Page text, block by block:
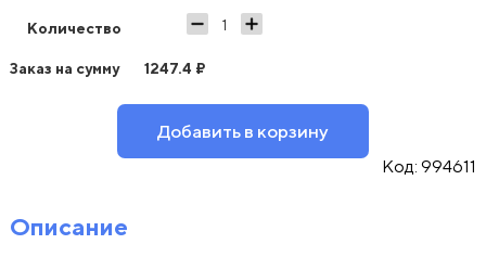
Количество
Заказ на сумму 1247.4 ₽
Добавить в корзину
Код: 994611
Описание